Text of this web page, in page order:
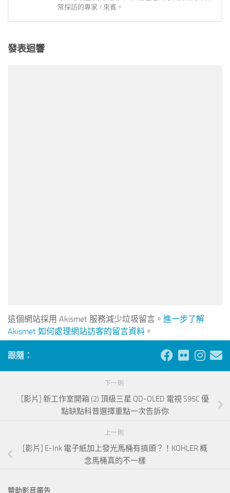
常採訪的專家 / 來賓。
發表迴響
這個網站採用 Akismet 服務減少垃圾留言。 進一步了解
Akismet 如何處理網站訪客的留言資料 。
跟隨：
下一則
[影片] 新工作室開箱 (2) 頂級三星 QD-OLED 電視 S95C 優
點缺點科普選擇重點一次告訴你
上一則
[影片] E-Ink 電子紙加上發光馬桶有搞頭？！KOHLER 概
念馬桶真的不一樣
贊助影音廣告